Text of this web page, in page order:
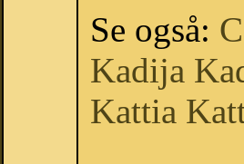
Se også:
Kadija
Kattia